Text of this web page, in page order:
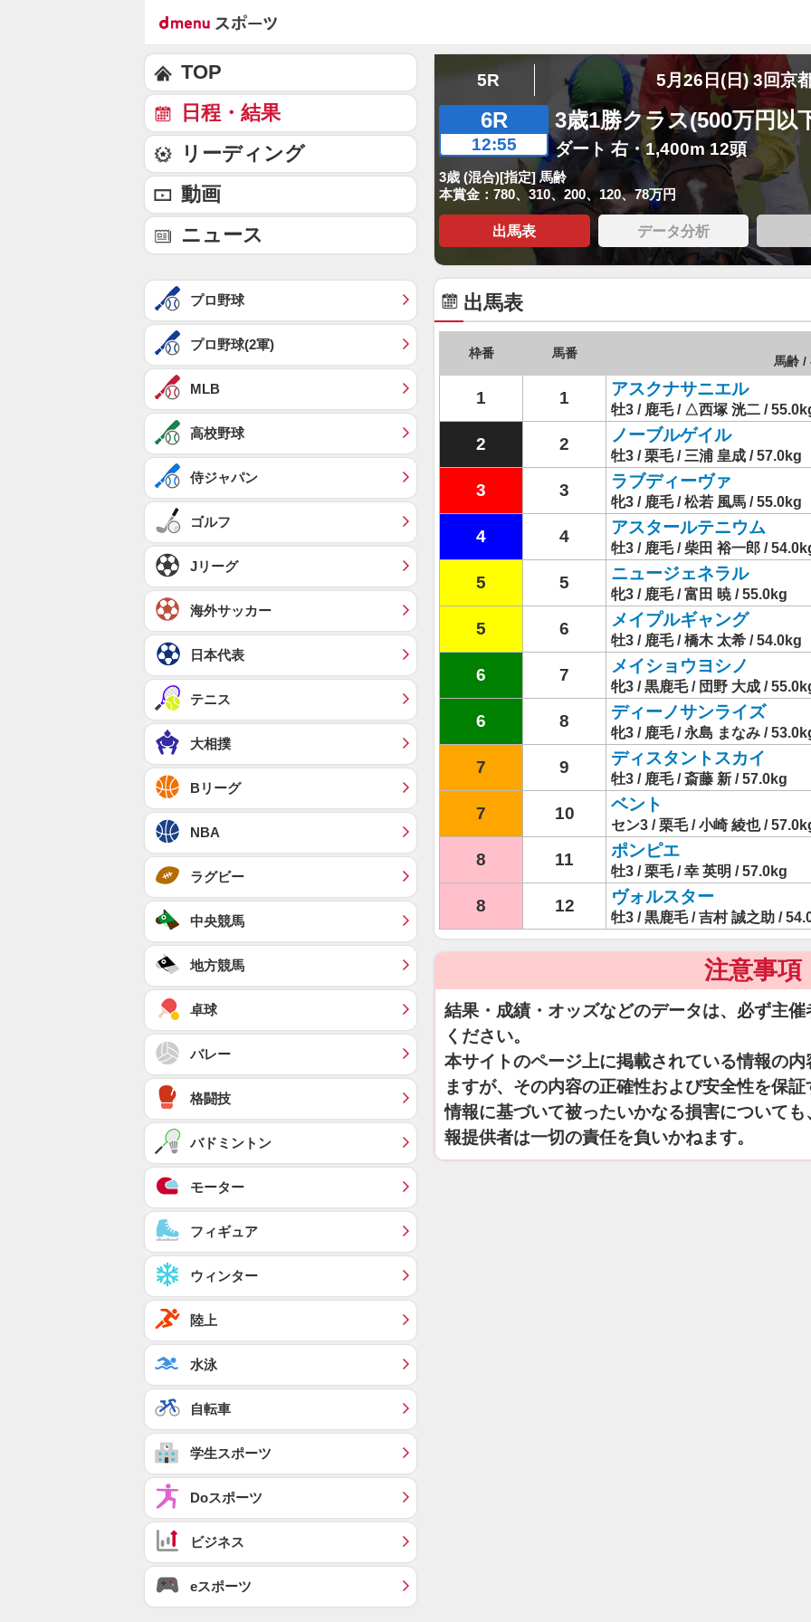
5R 5月26日(日) 3回京
6R
12:55
3歳1勝クラス(500万円以
ダート 右・1,400m 12頭
3歳 (混合)[指定] 馬齢
本賞金：780、310、200、120、78万円
出馬表 データ分析
出馬表
枠番 馬番
馬齢 /
1 1 アスクナサニエル
牡3 / 鹿毛 / △西塚 洸二 /
2 2 ノーブルゲイル
牡3 / 栗毛 / 三浦 皇成 / 57.0kg
3 3 ラブディーヴァ
牝3 / 鹿毛 / 松若 風馬 / 55.0kg
4 4 アスタールテニウム
牡3 / 鹿毛 / 柴田 裕一郎 /
5 5 ニュージェネラル
牝3 / 鹿毛 / 富田 暁 / 55.0kg
5 6 メイプルギャング
牡3 / 鹿毛 / 橋木 太希 / 54.0kg
6 7 メイショウヨシノ
牝3 / 黒鹿毛 / 団野 大成 /
6 8 ディーノサンライズ
牝3 / 鹿毛 / 永島 まなみ /
7 9 ディスタントスカイ
牡3 / 鹿毛 / 斎藤 新 / 57.0kg
7 10 ベント
セン3 / 栗毛 / 小崎 綾也 /
8 11 ポンピエ
牡3 / 栗毛 / 幸 英明 / 57.0kg
8 12 ヴォルスター
牡3 / 黒鹿毛 / 吉村 誠之助 /
注意事項
結果・成績・オッズなどのデータは、必ず主
ください。
本サイトのページ上に掲載されている情報の
ますが、その内容の正確性および安全性を保
情報に基づいて被ったいかなる損害について
報提供者は一切の責任を負いかねます。
TOP
日程・結果
リーディング
動画
ニュース
プロ野球
プロ野球(2軍)
MLB
高校野球
侍ジャパン
ゴルフ
Jリーグ
海外サッカー
日本代表
テニス
大相撲
Bリーグ
NBA
ラグビー
中央競馬
地方競馬
卓球
バレー
格闘技
バドミントン
モーター
フィギュア
ウィンター
陸上
水泳
自転車
学生スポーツ
Doスポーツ
ビジネス
eスポーツ